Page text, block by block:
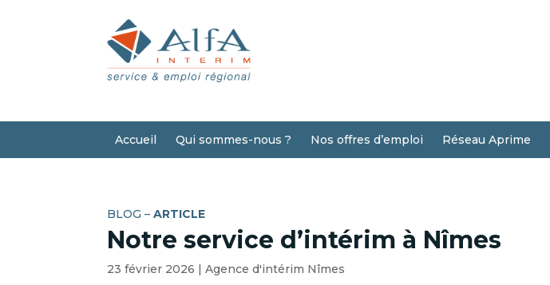
Accueil Qui sommes-nous ? Nos offres d’emploi Réseau Aprime
BLOG –ARTICLE
Notre service d’intérim à Nîmes
23 février 2026 |Agence d'intérim Nîmes